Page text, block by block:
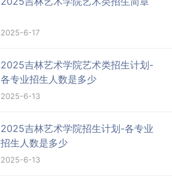
2025-6-17
2025吉林艺术学院艺术类招生计划-
各专业招生人数是多少
2025-6-13
2025吉林艺术学院招生计划-各专业
招生人数是多少
2025-6-13